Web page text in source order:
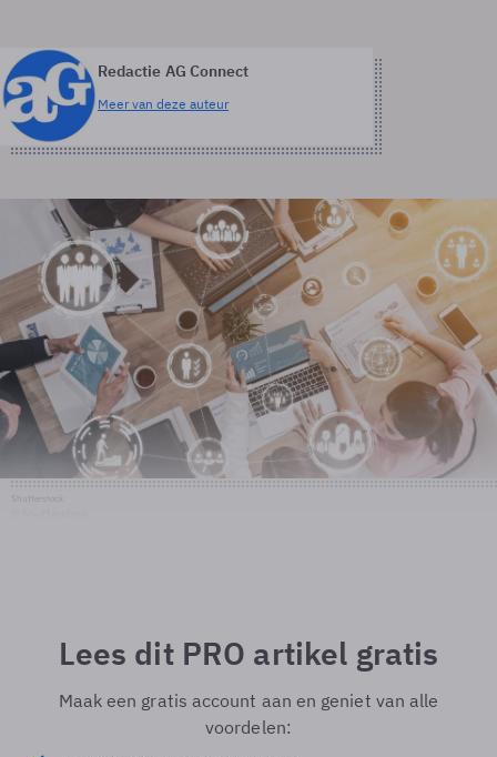
Redactie AG Connect
Meer van deze auteur
Lees dit PRO artikel gratis
Maak een gratis account aan en geniet van alle
voordelen: